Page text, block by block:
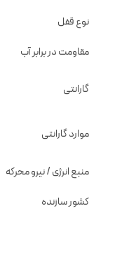
نوع قفل
مقاومت در برابر آب
گارانتی
موارد گارانتی
منبع انرژی / نیرو محرکه
کشور سازنده